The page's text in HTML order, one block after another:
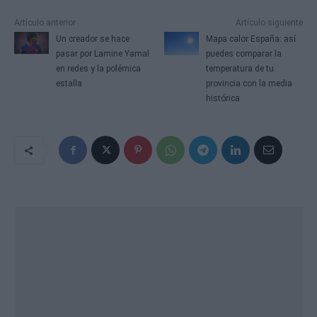
Artículo anterior
Un creador se hace
pasar por Lamine Yamal
en redes y la polémica
estalla
Artículo siguiente
Mapa calor España: así
puedes comparar la
temperatura de tu
provincia con la media
histórica